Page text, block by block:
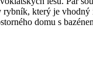
rybník, který je
domu s